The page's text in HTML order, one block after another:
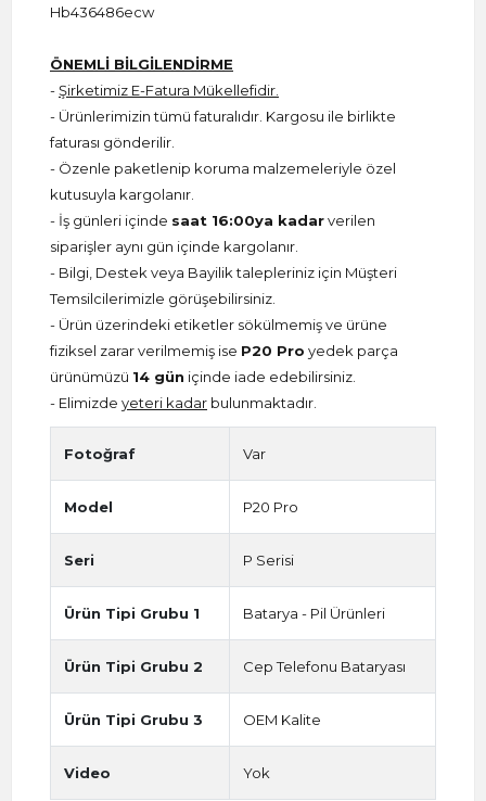
Hb436486ecw
ÖNEMLİ BİLGİLENDİRME
-Şirketimiz E-Fatura Mükellefidir.
- Ürünlerimizin tümü faturalıdır. Kargosu ile birlikte
faturası gönderilir.
- Özenle paketlenip koruma malzemeleriyle özel
kutusuyla kargolanır.
- İş günleri içinde saat 16:00ya kadarverilen
siparişler aynı gün içinde kargolanır.
- Bilgi, Destek veya Bayilik talepleriniz için Müşteri
Temsilcilerimizle görüşebilirsiniz.
- Ürün üzerindeki etiketler sökülmemiş ve ürüne
fiziksel zarar verilmemiş ise P20 Pro yedek parça
ürünümüzü 14 gün içinde iade edebilirsiniz.
- Elimizde yeteri kadar bulunmaktadır.
Fotoğraf Var
Model P20 Pro
Seri P Serisi
Ürün Tipi Grubu 1 Batarya - Pil Ürünleri
Ürün Tipi Grubu 2 Cep Telefonu Bataryası
Ürün Tipi Grubu 3 OEM Kalite
Video Yok